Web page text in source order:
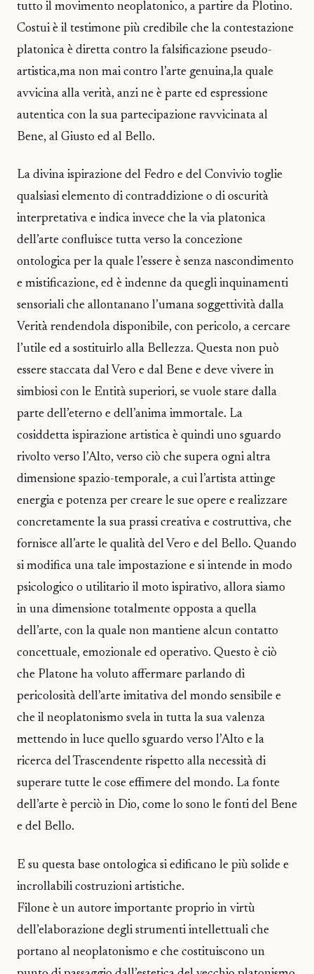
tutto il movimento neoplatonico, a partire da Plotino.
Costui è il testimone più credibile che la contestazione
platonica è diretta contro la falsificazione pseudo-
artistica,ma non mai contro l’arte genuina,la quale
avvicina alla verità, anzi ne è parte ed espressione
autentica con la sua partecipazione ravvicinata al
Bene, al Giusto ed al Bello.
La divina ispirazione del Fedro e del Convivio toglie
qualsiasi elemento di contraddizione o di oscurità
interpretativa e indica invece che la via platonica
dell’arte confluisce tutta verso la concezione
ontologica per la quale l’essere è senza nascondimento
e mistificazione, ed è indenne da quegli inquinamenti
sensoriali che allontanano l’umana soggettività dalla
Verità rendendola disponibile, con pericolo, a cercare
l’utile ed a sostituirlo alla Bellezza. Questa non può
essere staccata dal Vero e dal Bene e deve vivere in
simbiosi con le Entità superiori, se vuole stare dalla
parte dell’eterno e dell’anima immortale. La
cosiddetta ispirazione artistica è quindi uno sguardo
rivolto verso l’Alto, verso ciò che supera ogni altra
dimensione spazio-temporale, a cui l’artista attinge
energia e potenza per creare le sue opere e realizzare
concretamente la sua prassi creativa e costruttiva, che
fornisce all’arte le qualità del Vero e del Bello. Quando
si modifica una tale impostazione e si intende in modo
psicologico o utilitario il moto ispirativo, allora siamo
in una dimensione totalmente opposta a quella
dell’arte, con la quale non mantiene alcun contatto
concettuale, emozionale ed operativo. Questo è ciò
che Platone ha voluto affermare parlando di
pericolosità dell’arte imitativa del mondo sensibile e
che il neoplatonismo svela in tutta la sua valenza
mettendo in luce quello sguardo verso l’Alto e la
ricerca del Trascendente rispetto alla necessità di
superare tutte le cose effimere del mondo. La fonte
dell’arte è perciò in Dio, come lo sono le fonti del Bene
e del Bello.
E su questa base ontologica si edificano le più solide e
incrollabili costruzioni artistiche.
Filone è un autore importante proprio in virtù
dell’elaborazione degli strumenti intellettuali che
portano al neoplatonismo e che costituiscono un